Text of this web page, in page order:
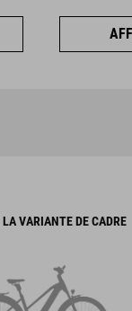
VARIANTE DE CADRE